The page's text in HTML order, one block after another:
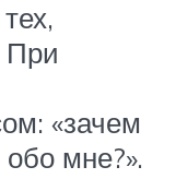
При
«зачем
мне?».